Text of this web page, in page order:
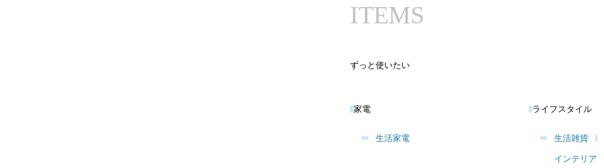
ITEMS
ずっと使いたい
家電
生活家電
ライフスタイル
生活雑貨
インテリア